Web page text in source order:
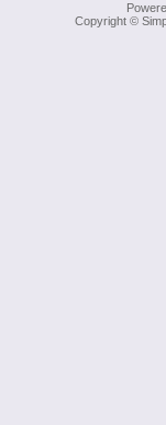
Copyright ©